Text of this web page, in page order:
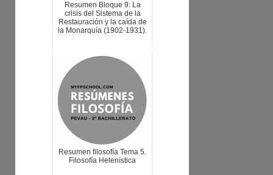
Resumen Bloque 9: La
crisis del Sistema de la
Restauración y la caída de
la Monarquía (1902-1931).
Resumen filosofía Tema 5.
Filosofía Helenística